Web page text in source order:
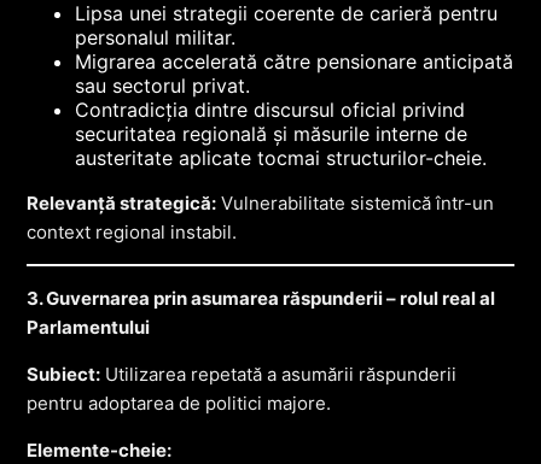
Lipsa unei strategii coerente de carieră pentru
personalul militar.
Migrarea accelerată către pensionare anticipată
sau sectorul privat.
Contradicția dintre discursul oficial privind
securitatea regională și măsurile interne de
austeritate aplicate tocmai structurilor-cheie.
Relevanță strategică: Vulnerabilitate sistemică într-un
context regional instabil.
3. Guvernarea prin asumarea răspunderii – rolul real al
Parlamentului
Subiect: Utilizarea repetată a asumării răspunderii
pentru adoptarea de politici majore.
Elemente-cheie: